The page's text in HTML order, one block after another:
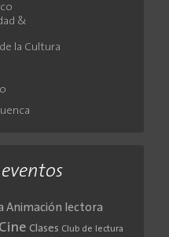
&
la Cultura
Animación lectora
Cine Clases Club de lectura